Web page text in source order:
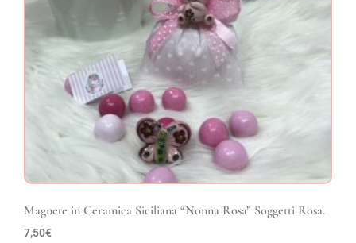
Magnete in Ceramica Siciliana “Nonna Rosa” Soggetti Rosa.
7,50€